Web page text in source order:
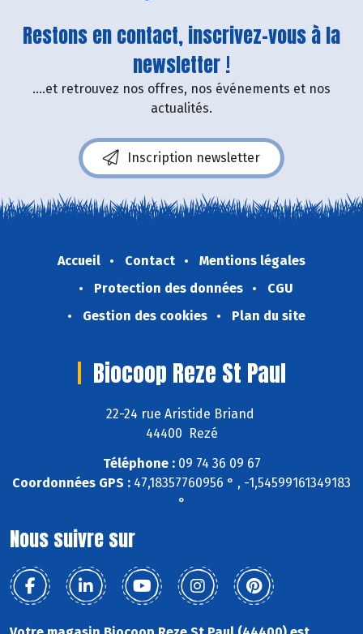
Restons en contact, inscrivez-vous à la
newsletter !
....et retrouvez nos offres, nos événements et nos
actualités.
Inscription newsletter
Accueil Contact
Mentions légales
Protection des données
CGU
Gestion des cookies
Plan du site
Biocoop Reze St Paul
22-24 rue Aristide Briand
44400 Rezé
Téléphone :09 74 36 09 67
Coordonnées GPS : 47,18357760956 ° , -1,54599161349183
°
Nous suivre sur